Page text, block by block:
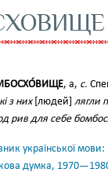
, а, с.
з них[людей] лягли
рив для себе
української
думка,